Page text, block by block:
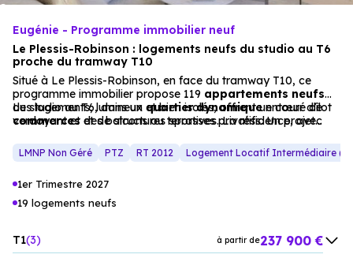
Eugénie - Programme immobilier neuf
Le Plessis-Robinson : logements neufs du studio au T6
proche du tramway T10
Situé à Le Plessis-Robinson, en face du tramway T10, ce
programme immobilier propose 119 appartements neufs
du studio au T6, dans un quartier dynamiqueentouré de
commerces et de structures sportives. La résidence, avec
uncadre résidentielapaisant.
Les logements, lumineux et bien isolés, offrent un cœur d’îlot
verdoyant et des balcons ou terrasses privatifs. Un projet
locatif, dans un environnement résidentiel apaisant et bien
desservi.
LMNP Non Géré PTZ RT 2012 Logement Locatif Intermédiaire
1er Trimestre 2027
19 logements neufs
T1 3 à partir de237 900 €